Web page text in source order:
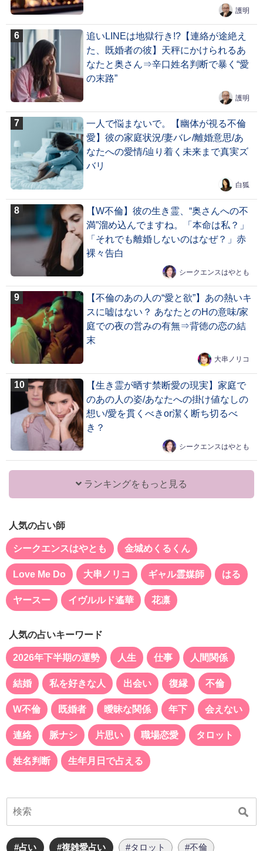
護明
追いLINEは地獄行き!?【連絡が途絶え
た、既婚者の彼】天秤にかけられるあ
なたと奥さん⇒辛口姓名判断で暴く“愛
の末路”
護明
一人で悩まないで。【幽体が視る不倫
愛】彼の家庭状況/妻バレ/離婚意思/あ
なたへの愛情/辿り着く未来まで真実ズ
バリ
白狐
【W不倫】彼の生き霊、“奥さんへの不
満”溜め込んでますね。「本命は私？」
「それでも離婚しないのはなぜ？」赤
裸々告白
シークエンスはやとも
【不倫のあの人の“愛と欲”】あの熱いキ
スに嘘はない？ あなたとのHの意味/家
庭での夜の営みの有無⇒背徳の恋の結
末
大串ノリコ
【生き霊が晒す禁断愛の現実】家庭で
のあの人の姿/あなたへの掛け値なしの
想い/愛を貫くべきor潔く断ち切るべ
き？
シークエンスはやとも
ランキングをもっと見る
人気の占い師
シークエンスはやとも 金城めくるくん
Love Me Do 大串ノリコ ギャル霊媒師 はる
ヤースー イヴルルド遙華 花凛
人気の占いキーワード
2026年下半期の運勢 人生 仕事 人間関係
結婚 私を好きな人 出会い 復縁 不倫
W不倫 既婚者 曖昧な関係 年下 会えない
連絡 脈ナシ 片思い 職場恋愛 タロット
姓名判断 生年月日で占える
#占い #複雑愛占い #タロット #不倫